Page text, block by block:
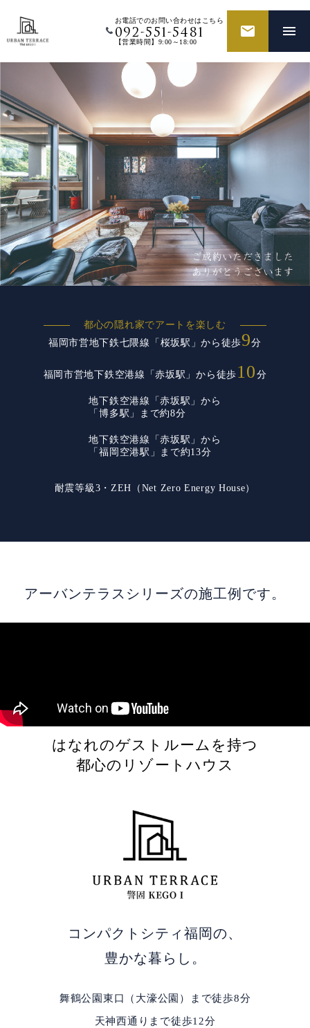
お電話でのお問い合わせはこちら
092-551-5481
【営業時間】9:00～18:00
都心の隠れ家でアートを楽しむ
福岡市営地下鉄七隈線「桜坂駅」から徒歩9分
福岡市営地下鉄空港線「赤坂駅」から徒歩 10 分
地下鉄空港線「赤坂駅」から
「博多駅」まで約8分
地下鉄空港線「赤坂駅」から
「福岡空港駅」まで約13分
耐震等級3・ZEH（Net Zero Energy House）
アーバンテラスシリーズの施工例です。
はなれのゲストルームを持つ
都心のリゾートハウス
コンパクトシティ福岡の、
豊かな暮らし。
舞鶴公園東口（大濠公園）まで徒歩8分
天神西通りまで徒歩12分